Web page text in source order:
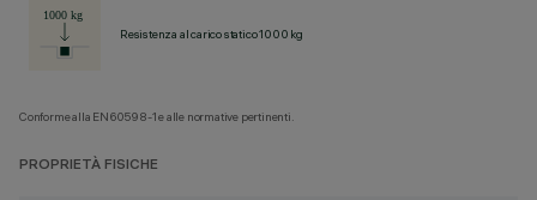
Resistenza al carico statico 1000 kg
Conforme alla EN60598-1 e alle normative pertinenti.
PROPRIETÀ FISICHE